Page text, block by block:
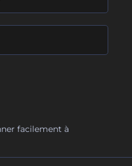
facilement à